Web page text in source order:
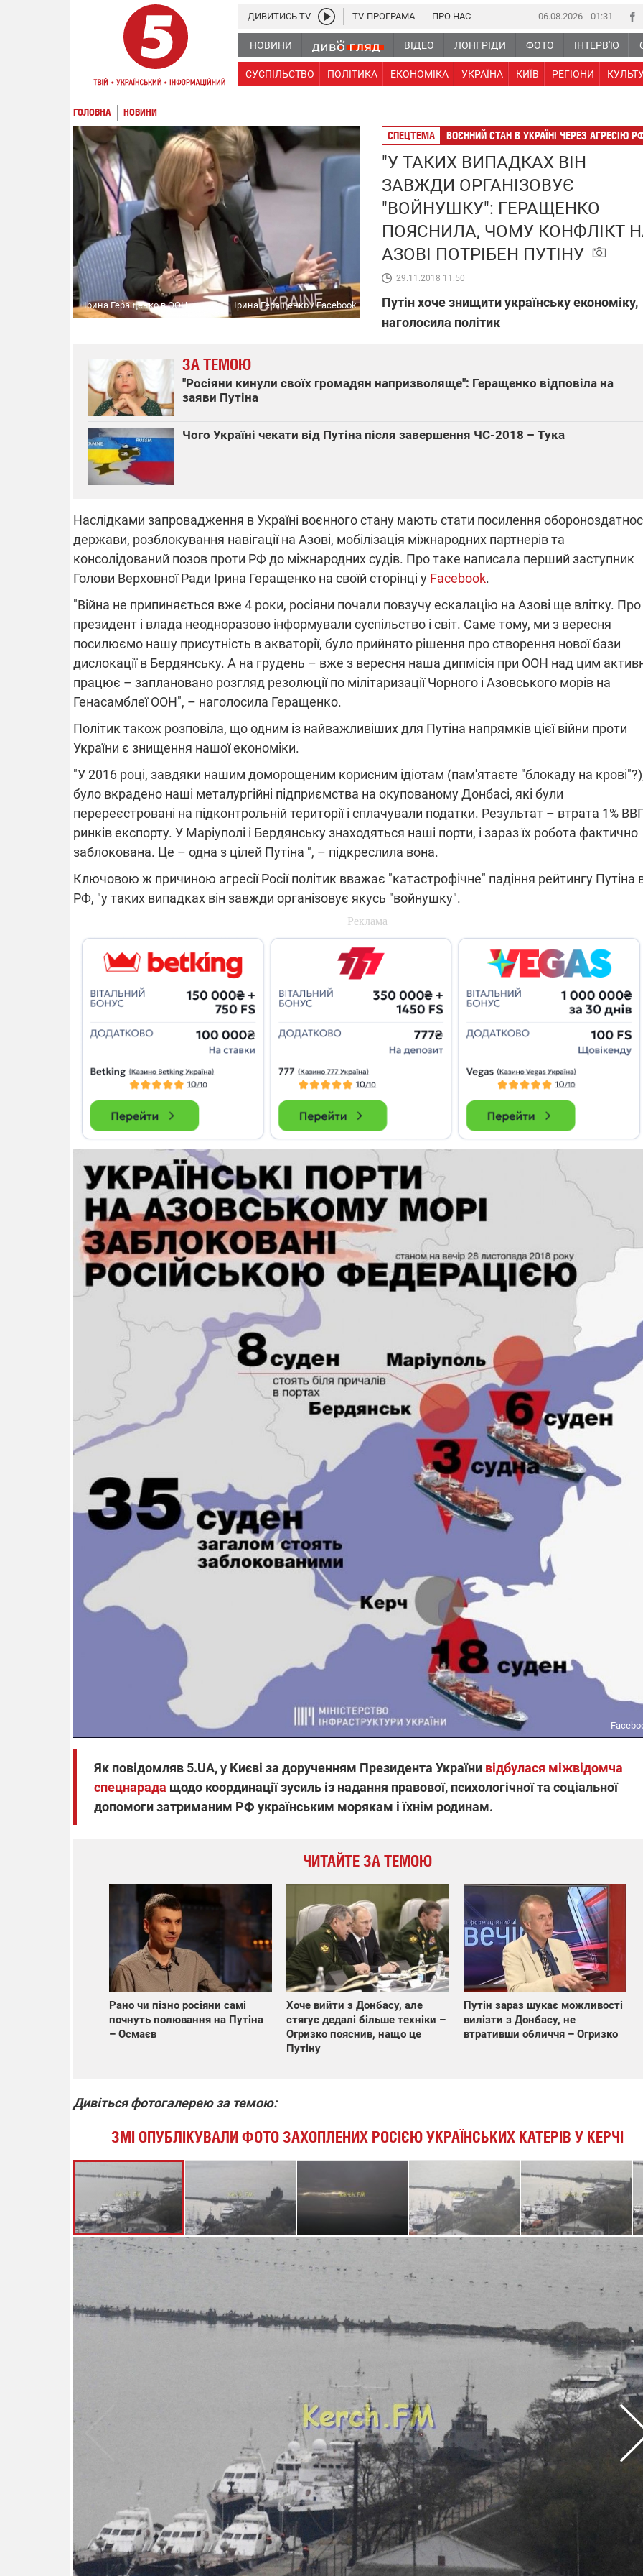
06.08.2026 01:31
НОВИНИ ВІДЕО ЛОНГРІДИ ФОТО ІНТЕРВ'Ю
СУСПІЛЬСТВО ПОЛІТИКА ЕКОНОМІКА УКРАЇНА КИЇВ РЕГІОНИ
ДИВИТИСЬ TV TV-ПРОГРАМА ПРО НАС
ГОЛОВНА НОВИНИ
Ірина Геращенко в ООН Ірина Геращенко / Facebook
СПЕЦТЕМА ВОЄННИЙ СТАН В УКРАЇНІ ЧЕРЕЗ АГРЕСІЮ
"У ТАКИХ ВИПАДКАХ ВІН
ЗАВЖДИ ОРГАНІЗОВУЄ
"ВОЙНУШКУ": ГЕРАЩЕНКО
ПОЯСНИЛА, ЧОМУ КОНФЛІКТ
АЗОВІ ПОТРІБЕН ПУТІНУ
29.11.2018 11:50
Путін хоче знищити українську економіку,
наголосила політик
ЗА ТЕМОЮ
"Росіяни кинули своїх громадян напризволяще": Геращенко відповіла на
заяви Путіна
Чого Україні чекати від Путіна після завершення ЧС-2018 – Тука
Наслідками запровадження в Україні воєнного стану мають стати посилення
держави, розблокування навігації на Азові, мобілізація міжнародних партнерів та
консолідований позов проти РФ до міжнародних судів. Про таке написала перший заступник
Голови Верховної Ради Ірина Геращенко на своїй сторінці у Facebook.
"Війна не припиняється вже 4 роки, росіяни почали повзучу ескалацію на Азові ще влітку.
президент і влада неодноразово інформували суспільство і світ. Саме тому, ми з вересня
посилюємо нашу присутність в акваторії, було прийнято рішення про створення нової бази
дислокації в Бердянську. А на грудень – вже з вересня наша дипмісія при ООН над цим
працює – заплановано розгляд резолюції по мілітаризації Чорного і Азовського морів на
Генасамблеї ООН", – наголосила Геращенко.
Політик також розповіла, що одним із найважливіших для Путіна напрямків цієї війни проти
України є знищення нашої економіки.
"У 2016 році, завдяки нашим доморощеним корисним ідіотам (пам'ятаєте "блокаду на
було вкрадено наші металургійні підприємства на окупованому Донбасі, які були
перереєстровані на підконтрольній території і сплачували податки. Результат – втрата 1%
ринків експорту. У Маріуполі і Бердянську знаходяться наші порти, і зараз їх робота фактично
заблокована. Це – одна з цілей Путіна ", – підкреслила вона.
Ключовою ж причиною агресії Росії політик вважає "катастрофічне" падіння рейтингу Путіна
РФ, "у таких випадках він завжди організовує якусь "войнушку".
Як повідомляв 5.UA, у Києві за дорученням Президента України відбулася міжвідомча
спецнарада щодо координації зусиль із надання правової, психологічної та соціальної
допомоги затриманим РФ українським морякам і їхнім родинам.
ЧИТАЙТЕ ЗА ТЕМОЮ
Рано чи пізно росіяни самі
почнуть полювання на Путіна
– Осмаєв
Хоче вийти з Донбасу, але
стягує дедалі більше техніки –
Огризко пояснив, нащо це
Путіну
Путін зараз шукає можливості
вилізти з Донбасу, не
втративши обличчя – Огризко
Дивіться фотогалерею за темою:
ЗМІ ОПУБЛІКУВАЛИ ФОТО ЗАХОПЛЕНИХ РОСІЄЮ УКРАЇНСЬКИХ КАТЕРІВ У КЕРЧІ
ВІДКЛЮЧЕННЯ СВІТЛА В УКРАЇНІ
областях залишається без світла після
ПЛІВКИ МІНДІЧА: СПРАВА
ОБОРУДОК ДРУГА
взялося за колишнього
08.09.2025 12:09
Підтримай
"Машинерію війни" та
виграй легендарний
Dodge Challenger
14.11.2025 17:15
"Око та щит": дрони,
збір коштів на потреби
одразу чотирьох
бригад ЗСУ
11.08.2025 15:16
Працюють на
передовій:
підтримайте
військкорів "5 каналу",
які знімають на
найгарячіших
напрямках фронту
04.12.2025 12:37
фронт": стрілецька
НРК Numo